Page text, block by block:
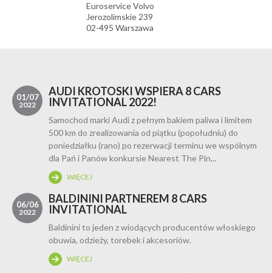
Euroservice Volvo
Jerozolimskie 239
02-495 Warszawa
01/07
2022
AUDI KROTOSKI WSPIERA 8 CARS
INVITATIONAL 2022!
Samochod marki Audi z pełnym bakiem paliwa i limitem
500 km do zrealizowania od piątku (popołudniu) do
poniedziałku (rano) po rezerwacji terminu we wspólnym
dla Pań i Panów konkursie Nearest The Pin...
WIĘCEJ
06/06
2022
BALDININI PARTNEREM 8 CARS
INVITATIONAL
Baldinini to jeden z wiodących producentów włoskiego
obuwia, odzieży, torebek i akcesoriów.
WIĘCEJ